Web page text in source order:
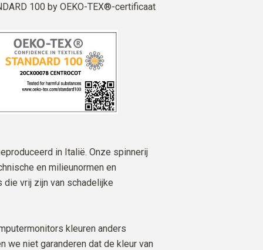
100 by OEKO-TEX®-certificaat
in Italië. Onze spinnerij
en milieunormen en
die vrij zijn van schadelijke
kleuren anders
we niet garanderen dat de kleur van